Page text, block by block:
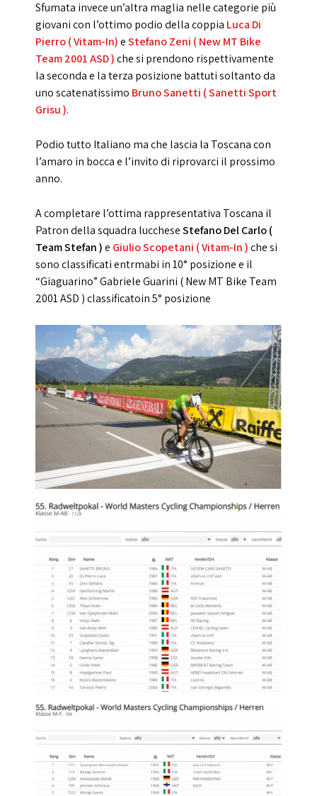
Sfumata invece un’altra maglia nelle categorie più
giovani con l’ottimo podio della coppia Luca Di
Pierro ( Vitam-In)eStefano Zeni ( New MT Bike
Team 2001 ASD )che si prendono rispettivamente
la seconda e la terza posizione battuti soltanto da
uno scatenatissimo Bruno Sanetti ( Sanetti Sport
Grisu ).
Podio tutto Italiano ma che lascia la Toscana con
l’amaro in bocca e l’invito di riprovarci il prossimo
anno.
A completare l’ottima rappresentativa Toscana il
Patron della squadra luccheseStefano Del Carlo (
Team Stefan )e Giulio Scopetani ( Vitam-In )che si
sono classificati entrmabi in 10° posizione e il
“Giaguarino” Gabriele Guarini ( New MT Bike Team
2001 ASD ) classificatoin 5° posizione